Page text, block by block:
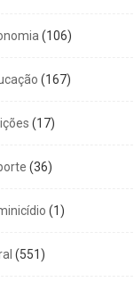
(106)
(167)
(17)
(36)
(1)
(551)